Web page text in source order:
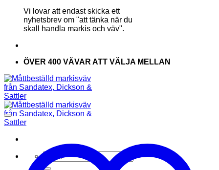
Vi lovar att endast skicka ett
nyhetsbrev om "att tänka när du
skall handla markis och väv".
ÖVER 400 VÄVAR ATT VÄLJA MELLAN
Sök
efter: